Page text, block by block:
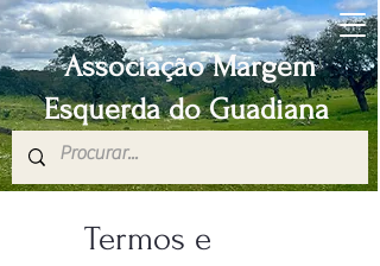
Associação Margem
Esquerda do Guadiana
Termos e